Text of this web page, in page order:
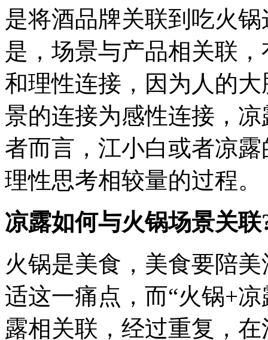
是将酒品牌关联到吃火
是，场景与产品相关联
和理性连接，因为人的
景的连接为感性连接，
者而言，江小白或者凉
理性思考相较量的过程。
凉露如何与火锅场景关联
火锅是美食，美食要陪
适这一痛点，而“火锅+
露相关联，经过重复，